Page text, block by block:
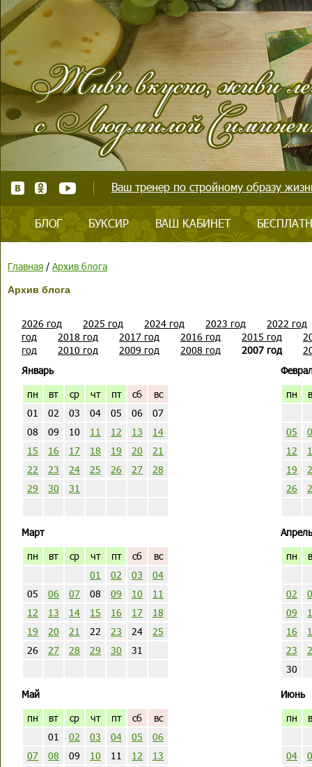
Ваш тренер по стройному образу
БЛОГ БУКСИР ВАШ КАБИНЕТ
Главная / Архив блога
Архив блога
2026 год 2025 год 2024 год 2023 год
2022 год
год
2018 год 2017 год 2016 год 2015 год
год
2010 год 2009 год 2008 год 2007 год
Январь
пн
вт ср чт пт сб
вс
01
02 03 04 05 06
07
08
09 10 11 12 13
14
15
16 17 18 19 20
21
22
23 24 25 26 27
28
29
30 31
пн
05
12
19
26
Март
пн
вт ср чт пт сб
вс
01
02 03
04
05
06 07 08 09 10
11
12
13 14 15 16 17
18
19
20 21 22 23 24
25
26
27 28 29 30 31
Апрель
пн
02
09
16
23
30
Май
пн
вт ср чт пт сб
вс
01
02 03 04 05
06
07
08 09 10 11 12
13
Июнь
пн
04